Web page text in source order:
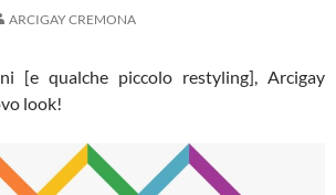
ARCIGAY CREMONA
[e qualche piccolo restyling], Arcigay
look!